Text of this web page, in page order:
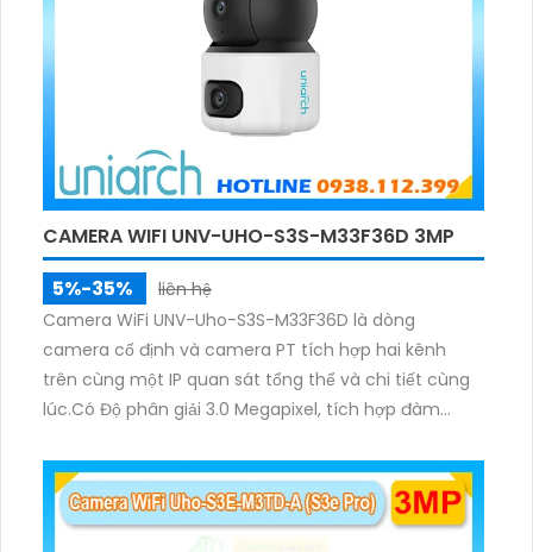
CAMERA WIFI UNV-UHO-S3S-M33F36D 3MP
5%-35%
liên hệ
Camera WiFi UNV-Uho-S3S-M33F36D là dòng
camera cố định và camera PT tích hợp hai kênh
trên cùng một IP quan sát tổng thể và chi tiết cùng
lúc.Có Độ phân giải 3.0 Megapixel, tích hợp đàm
sáng ấm lên đến 10m.